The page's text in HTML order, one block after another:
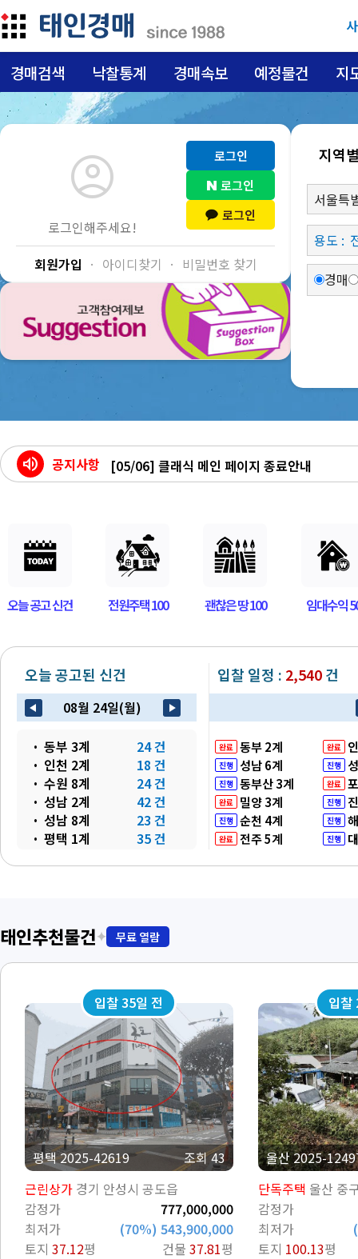
경매검색 낙찰통계 경매속보 예정물건 지
account_circle
로그인해주세요!
로그인
로그인
로그인
회원가입 · 아이디찾기 · 비밀번호 찾기
지역
용도 :
경매
volume_up 공지사항
[07/13] 태인경매 모바일앱 리뉴얼 오픈!
[06/11] 태인경매 사칭 대출관련 보이스피싱
오늘 공고 신건 전원주택 100 괜찮은 땅 100 임대수익
오늘 공고된 신건
arrow_back_2 08월 24일(월) play_arrow
동부 3계
24 건
인천 2계
18 건
수원 8계
24 건
성남 2계
42 건
성남 8계
23 건
평택 1계
35 건
대구 13계
23 건
안동 1계
11 건
포항 3계
9 건
39 건
통영 8계
46 건
진주 5계
31 건
목포 4계
37 건
순천 9계
8 건
해남 1계
33 건
전주 1계
29 건
군산 1계
21 건
군산 4계
62 건
천안 3계
16 건
논산 1계
37 건
충주 3계
29 건
입찰 일정 : 2,540건
완료 동부 2계 완료
진행 성남 6계 진행
진행 동부산 3계 완료
완료 밀양 3계 진행
진행 순천 4계 진행
완료 전주 5계 진행
태인추천물건✦ 무료 열람
입찰 35일 전
평택 2025-42619
조회 43
근린상가 경기 안성시 공도읍
감정가
777,000,000
최저가
(70%) 543,900,000
토지 37.12평 건물 37.81평
입찰
울산 2025-
단독주택 울산 중
감정가
최저가
토지 100.13평